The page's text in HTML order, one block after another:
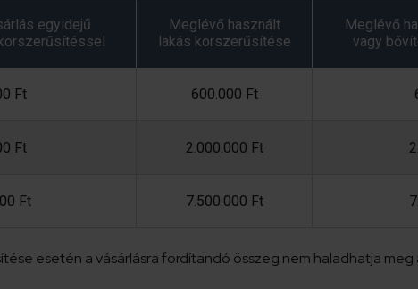
egyidejű
Meglévő használt
lakás korszerűsítése
Meglévő
vagy
Ft 600.000 Ft
Ft 2.000.000 Ft
Ft 7.500.000 Ft
esetén a vásárlásra fordítandó összeg nem haladhatja